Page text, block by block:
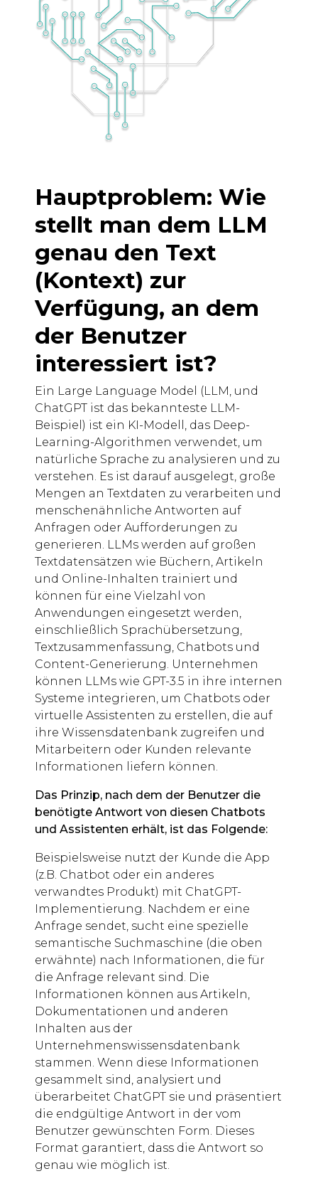
Hauptproblem: Wie
stellt man dem LLM
genau den Text
(Kontext) zur
Verfügung, an dem
der Benutzer
interessiert ist?
Ein Large Language Model (LLM, und
ChatGPT ist das bekannteste LLM-
Beispiel) ist ein KI-Modell, das Deep-
Learning-Algorithmen verwendet, um
natürliche Sprache zu analysieren und zu
verstehen. Es ist darauf ausgelegt, große
Mengen an Textdaten zu verarbeiten und
menschenähnliche Antworten auf
Anfragen oder Aufforderungen zu
generieren. LLMs werden auf großen
Textdatensätzen wie Büchern, Artikeln
und Online-Inhalten trainiert und
können für eine Vielzahl von
Anwendungen eingesetzt werden,
einschließlich Sprachübersetzung,
Textzusammenfassung, Chatbots und
Content-Generierung. Unternehmen
können LLMs wie GPT-3.5 in ihre internen
Systeme integrieren, um Chatbots oder
virtuelle Assistenten zu erstellen, die auf
ihre Wissensdatenbank zugreifen und
Mitarbeitern oder Kunden relevante
Informationen liefern können.
Das Prinzip, nach dem der Benutzer die
benötigte Antwort von diesen Chatbots
und Assistenten erhält, ist das Folgende:
Beispielsweise nutzt der Kunde die App
(z.B. Chatbot oder ein anderes
verwandtes Produkt) mit ChatGPT-
Implementierung. Nachdem er eine
Anfrage sendet, sucht eine spezielle
semantische Suchmaschine (die oben
erwähnte) nach Informationen, die für
die Anfrage relevant sind. Die
Informationen können aus Artikeln,
Dokumentationen und anderen
Inhalten aus der
Unternehmenswissensdatenbank
stammen. Wenn diese Informationen
gesammelt sind, analysiert und
überarbeitet ChatGPT sie und präsentiert
die endgültige Antwort in der vom
Benutzer gewünschten Form. Dieses
Format garantiert, dass die Antwort so
genau wie möglich ist.